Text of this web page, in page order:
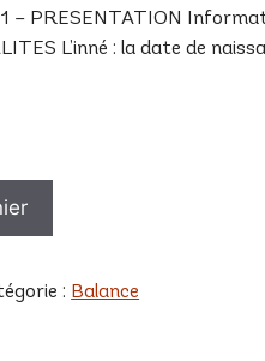
– PRESENTATION
L’inné : la date de
: Balance